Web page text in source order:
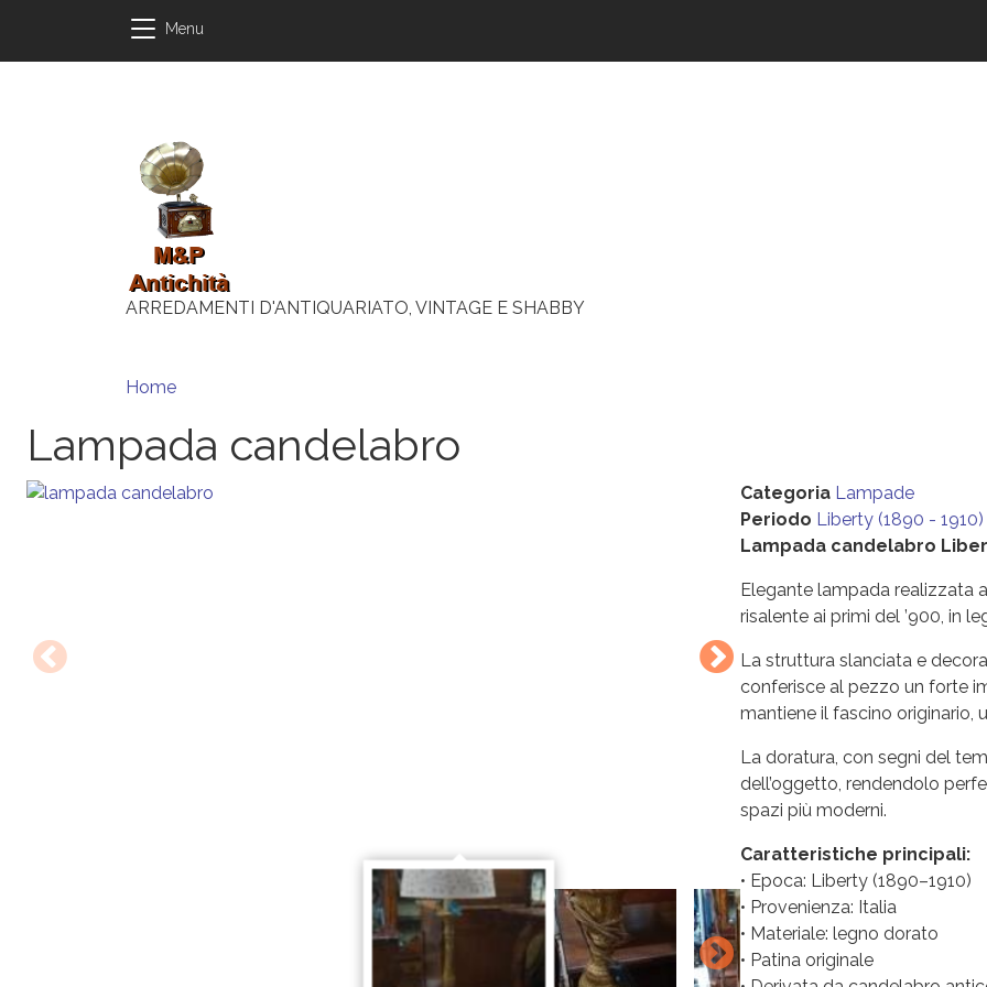
Menu
ARREDAMENTI D'ANTIQUARIATO, VINTAGE E SHABBY
Briciole di pane
Home
Lampada candelabro
Categoria Lampade
Periodo Liberty (1890 - 1910)
Lampada candelabro
Elegante lampada realizzata
risalente ai primi del ’900, in
La struttura slanciata e
conferisce al pezzo un forte
mantiene il fascino originario,
La doratura, con segni del
dell’oggetto, rendendolo
spazi più moderni.
Caratteristiche principali:
• Epoca: Liberty (1890–1910)
• Provenienza: Italia
• Materiale: legno dorato
• Patina originale